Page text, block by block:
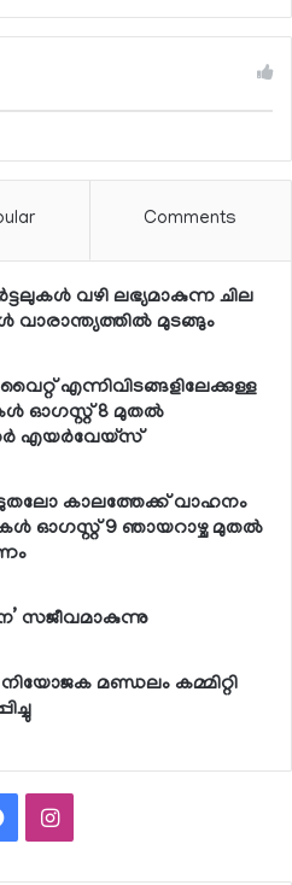
Comments
വഴി ലഭ്യമാകുന്ന ചില
മുടങ്ങും
എന്നിവിടങ്ങളിലേക്കുള്ള
ഓഗസ്റ്റ് 8 മുതല്‍
എയര്‍വേയ്സ്
കാലത്തേക്ക് വാഹനം
ഓഗസ്റ്റ് 9 ഞായറാഴ്ച മുതല്‍
സജീവമാകുന്നു
മണ്ഡലം കമ്മിറ്റി
FacebookInstagram